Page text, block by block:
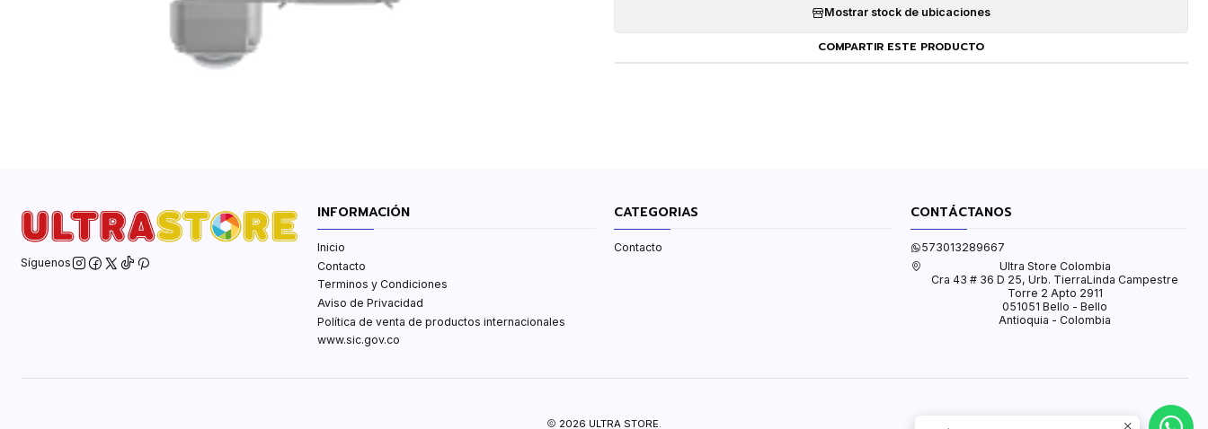
Mostrar stock de ubicaciones
COMPARTIR ESTE PRODUCTO
Síguenos
INFORMACIÓN
Inicio
Contacto
Terminos y Condiciones
Aviso de Privacidad
Política de venta de productos internacionales
www.sic.gov.co
CATEGORIAS
Contacto
CONTÁCTANOS
573013289667
Ultra Store Colombia
Cra 43 # 36 D 25, Urb. TierraLinda Campestre
Torre 2 Apto 2911
051051 Bello - Bello
Antioquia - Colombia
2026 ULTRA STORE.